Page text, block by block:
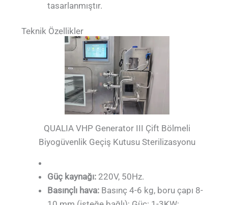
tasarlanmıştır.
Teknik Özellikler
QUALIA VHP Generator III Çift Bölmeli
Biyogüvenlik Geçiş Kutusu Sterilizasyonu
Güç kaynağı: 220V, 50Hz.
Basınçlı hava: Basınç 4-6 kg, boru çapı 8-